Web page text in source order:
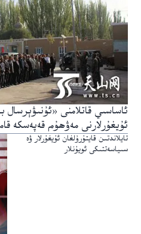
ئاساسىي قاتلامنى
ئۇيغۇرلارنى مەۋھۇم قەپەسكە
تايلاندتىن قايتۇرۇلغان ئۇيغۇرلار ۋە
سىياسەتتىكى ئويۇنلار